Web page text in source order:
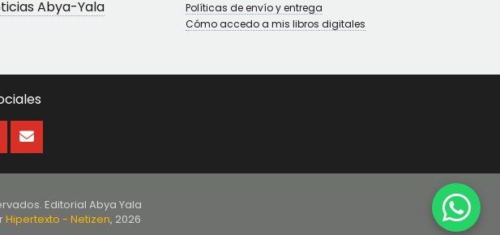
Abya-Yala
Políticas de envío y entrega
Cómo accedo a mis libros digitales
Editorial Abya Yala
Hipertexto - Netizen, 2026